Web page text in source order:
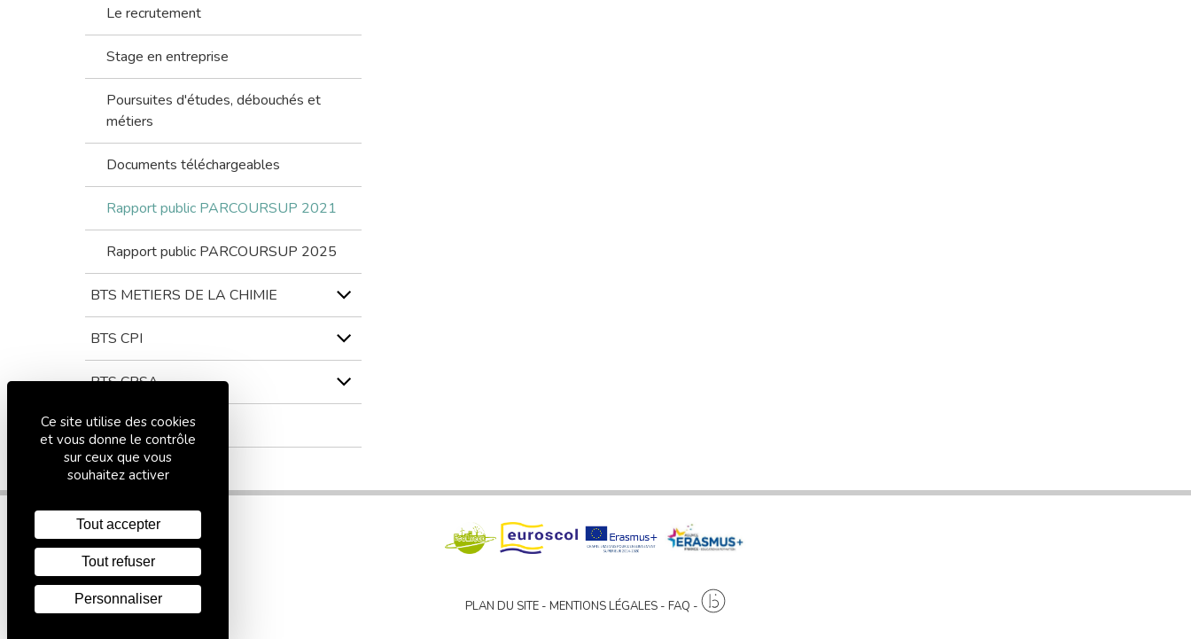
Le recrutement
Stage en entreprise
Poursuites d'études, débouchés et
métiers
Documents téléchargeables
Rapport public PARCOURSUP 2021
Rapport public PARCOURSUP 2025
BTS METIERS DE LA CHIMIE
BTS CPI
BTS CRSA
BTS ATI
PLAN DU SITE MENTIONS LÉGALES FAQ
Ce site utilise des cookies
et vous donne le contrôle
sur ceux que vous
souhaitez activer
Tout accepter
Tout refuser
Personnaliser